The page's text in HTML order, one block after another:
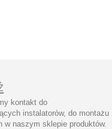
kontakt do
instalatorów, do montażu
w naszym sklepie produktów.